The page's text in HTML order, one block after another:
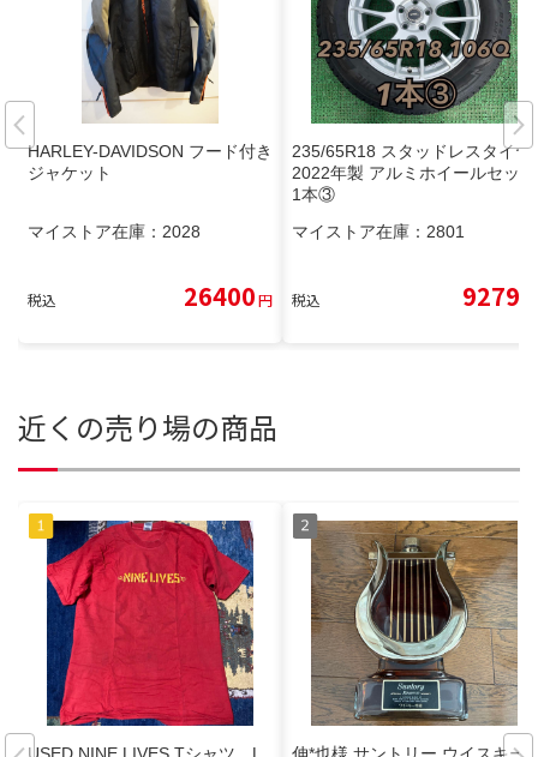
HARLEY-DAVIDSON フード付き
ジャケット
マイストア在庫： 2028
税込 26400円
235/65R18 スタッドレスタイヤ
2022年製 アルミホイールセット
1本③
マイストア在庫： 2801
税込 9279
近くの売り場の商品